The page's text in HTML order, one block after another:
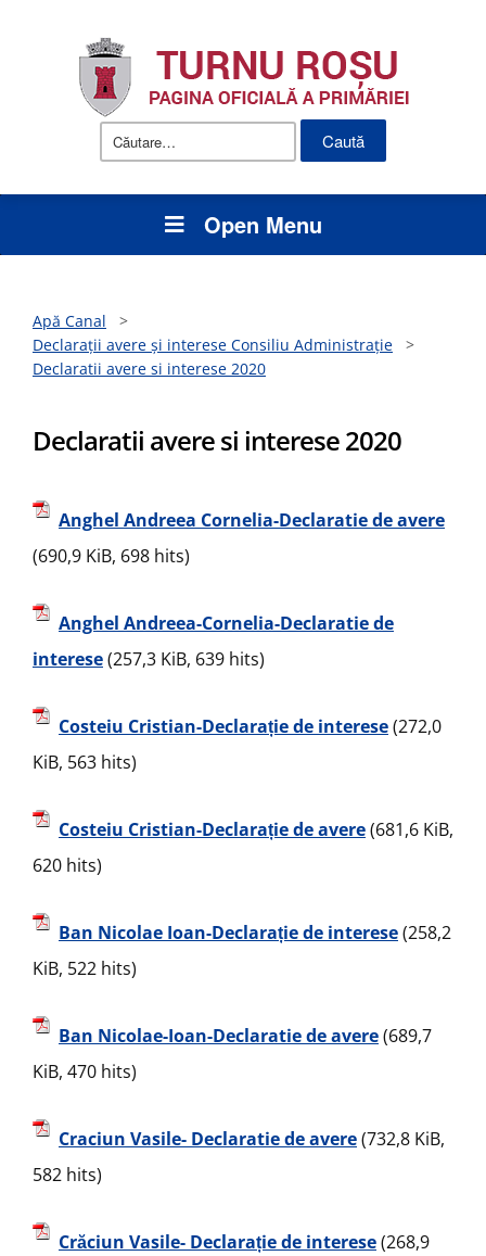
Caută
Open Menu
Apă Canal
>
Declarații avere și interese Consiliu Administrație
>
Declaratii avere si interese 2020
Declaratii avere si interese 2020
Anghel Andreea Cornelia-Declaratie de avere
(690,9 KiB, 698 hits)
Anghel Andreea-Cornelia-Declaratie de
interese(257,3 KiB, 639 hits)
Costeiu Cristian-Declarație de interese(272,0
KiB, 563 hits)
Costeiu Cristian-Declarație de avere(681,6 KiB,
620 hits)
Ban Nicolae Ioan-Declarație de interese(258,2
KiB, 522 hits)
Ban Nicolae-Ioan-Declaratie de avere(689,7
KiB, 470 hits)
Craciun Vasile- Declaratie de avere(732,8 KiB,
582 hits)
Crăciun Vasile- Declarație de interese(268,9